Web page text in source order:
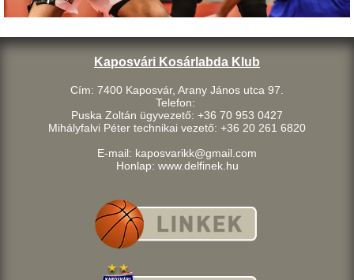
Kaposvári Kosárlabda Klub
Cím: 7400 Kaposvár, Arany János utca 97.
Telefon:
Puska Zoltán ügyvezető: +36 70 953 0427
Mihályfalvi Péter technikai vezető: +36 20 261 6820
E-mail: kaposvarikk@gmail.com
Honlap: www.delfinek.hu